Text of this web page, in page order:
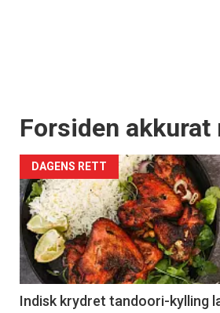
Forsiden akkurat
DAGENS RETT
Indisk krydret tandoori-kylling